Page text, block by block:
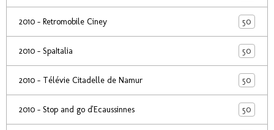
2010 - Retromobile Ciney 50
2010 - SpaItalia 50
2010 - Télévie Citadelle de Namur 50
2010 - Stop and go d'Ecaussinnes 50